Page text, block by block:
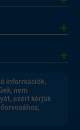
információk,
nem
ezért kérjük